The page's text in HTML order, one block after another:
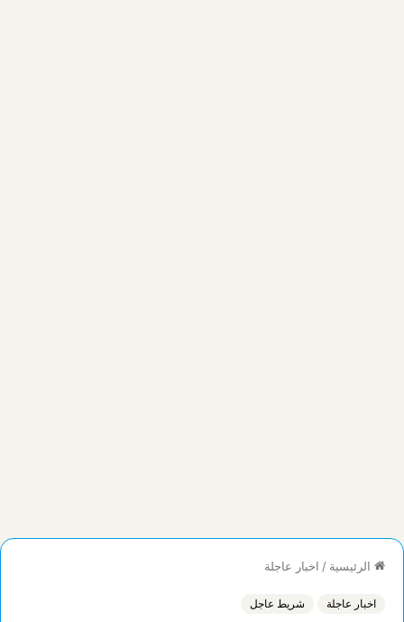
الرئيسية / اخبار عاجلة
اخبار عاجلة شريط عاجل